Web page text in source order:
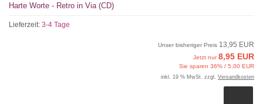
Harte Worte - Retro in Via (CD)
Lieferzeit: 3-4 Tage
Unser bisheriger Preis 13,95 EUR
Jetzt nur8,95 EUR
Sie sparen 36% / 5,00 EUR
inkl. 19 % MwSt. zzgl. Versandkosten